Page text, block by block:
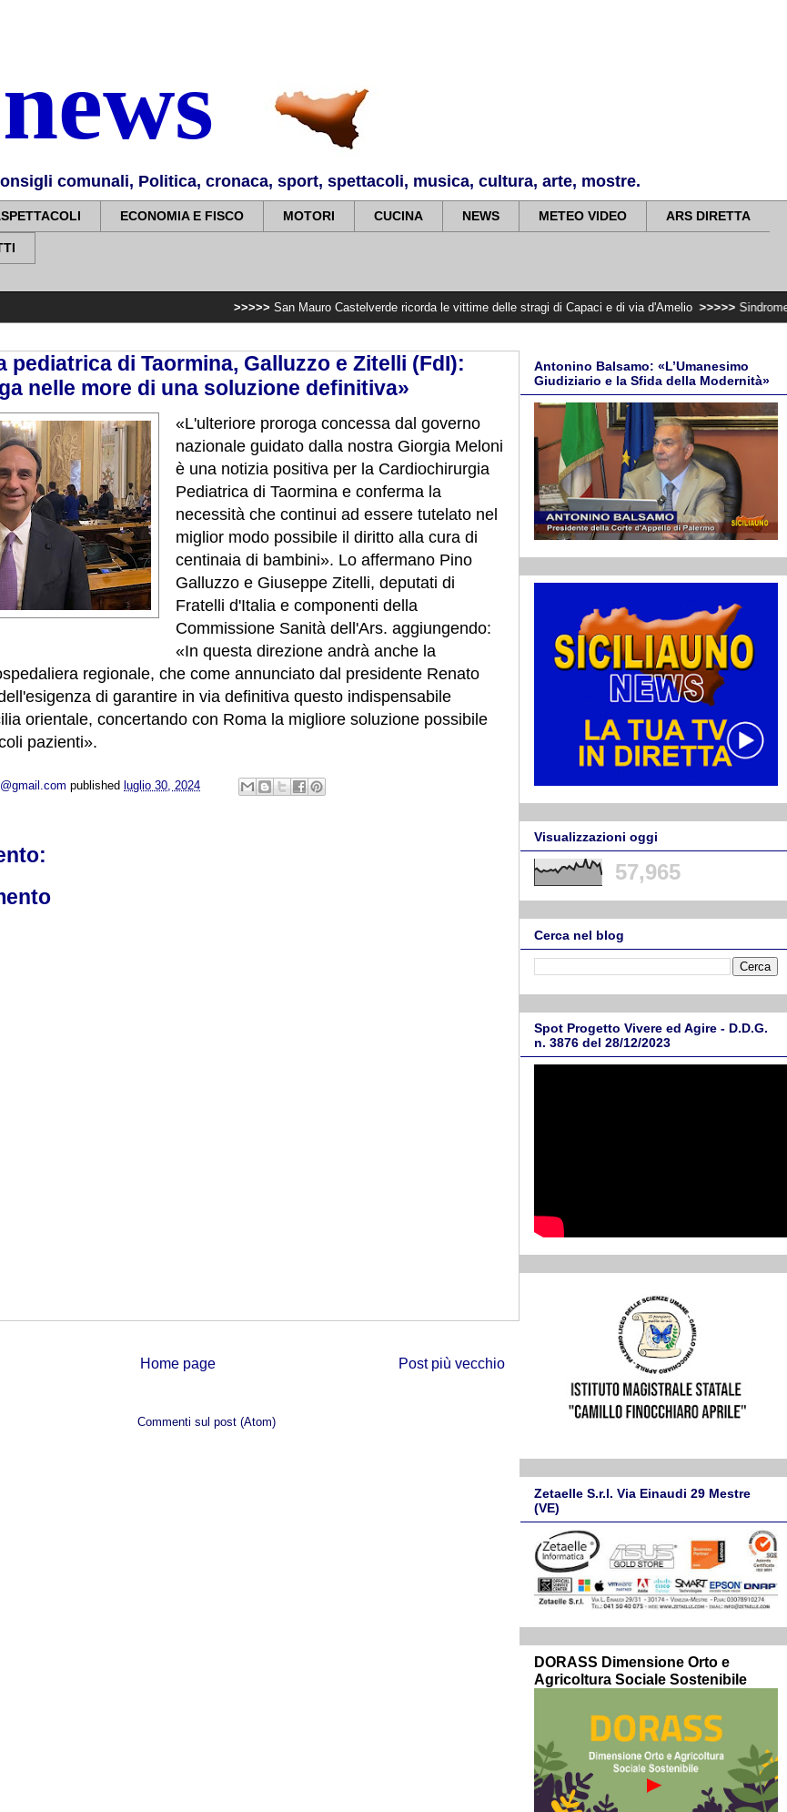
comunali, Politica, cronaca, sport, spettacoli, musica, cultura, arte, mostre.
ECONOMIA E FISCO MOTORI CUCINA NEWS METEO VIDEO ARS DIRETTA
San Mauro Castelverde ricorda le vittime delle stragi di Capaci e di via d'Amelio >>>>> Sindrome carotidea
pediatrica di Taormina, Galluzzo e Zitelli (FdI):
nelle more di una soluzione definitiva»
«L'ulteriore proroga concessa dal governo
nazionale guidato dalla nostra Giorgia Meloni
è una notizia positiva per la Cardiochirurgia
Pediatrica di Taormina e conferma la
necessità che continui ad essere tutelato nel
miglior modo possibile il diritto alla cura di
centinaia di bambini». Lo affermano Pino
Galluzzo e Giuseppe Zitelli, deputati di
Fratelli d'Italia e componenti della
Commissione Sanità dell'Ars. aggiungendo:
«In questa direzione andrà anche la
regionale, che come annunciato dal presidente Renato
di garantire in via definitiva questo indispensabile
orientale, concertando con Roma la migliore soluzione possibile
pazienti».
published luglio 30, 2024
Post più vecchio
Home page
Commenti sul post (Atom)
Antonino Balsamo: «L’Umanesimo
Giudiziario e la Sfida della Modernità»
Visualizzazioni oggi
57,965
Cerca nel blog
Spot Progetto Vivere ed Agire - D.D.G.
n. 3876 del 28/12/2023
Zetaelle S.r.l. Via Einaudi 29 Mestre
(VE)
DORASS Dimensione Orto e
Agricoltura Sociale Sostenibile